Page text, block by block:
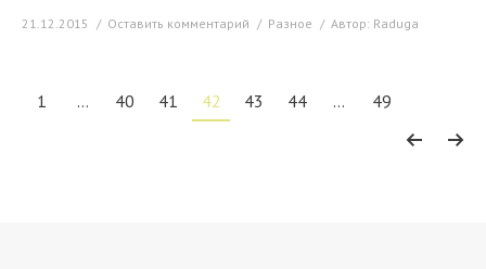
21.12.2015 Оставить комментарий Разное Автор: Raduga
1 … 40 41 42 43 44 … 49